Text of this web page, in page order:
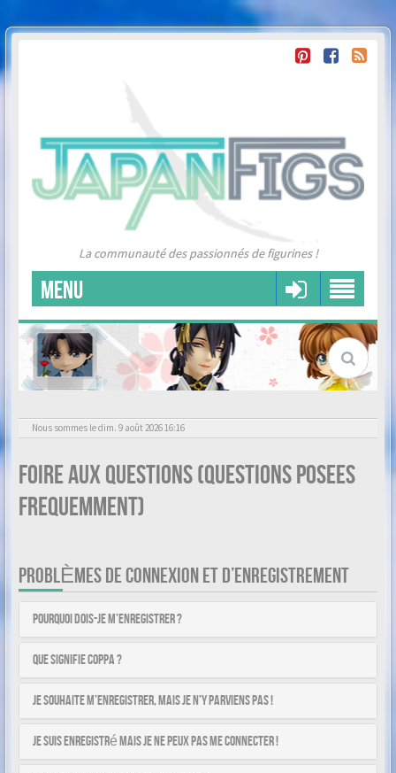
La communauté des passionnés de figurines !
MENU
Nous sommes le dim. 9 août 2026 16:16
Foire aux questions (Questions posees
frequemment)
PROBLÈMES DE CONNEXION ET D’ENREGISTREMENT
Pourquoi dois-je m’enregistrer ?
Que signifie COPPA ?
Je souhaite m’enregistrer, mais je n’y parviens pas !
Je suis enregistré mais je ne peux pas me connecter !